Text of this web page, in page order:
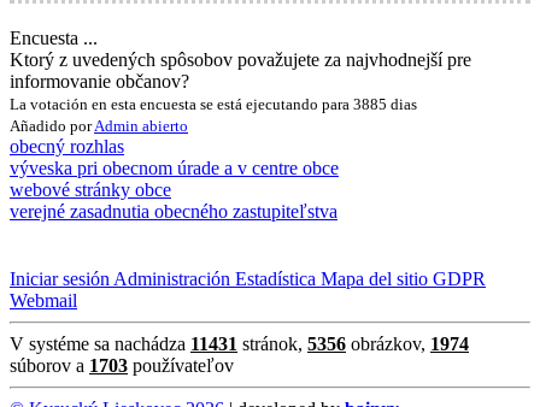
Encuesta ...
Ktorý z uvedených spôsobov považujete za najvhodnejší pre
informovanie občanov?
La votación en esta encuesta se está ejecutando para 3885 dias
Añadido porAdmin abierto
obecný rozhlas
výveska pri obecnom úrade a v centre obce
webové stránky obce
verejné zasadnutia obecného zastupiteľstva
Iniciar sesión Administración Estadística Mapa del sitio GDPR
Webmail
V systéme sa nachádza 11431 stránok, 5356 obrázkov, 1974
súborov a 1703 používateľov